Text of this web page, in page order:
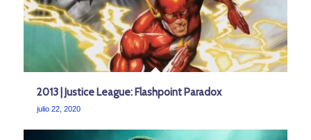
2013 | Justice League: Flashpoint Paradox
julio 22, 2020